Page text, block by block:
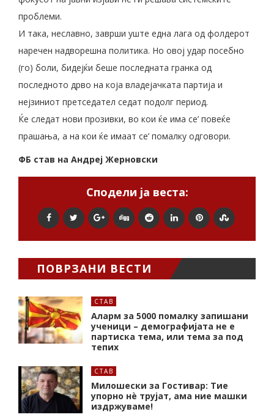
проблеми.
И така, неславно, заврши уште една лага од фолдерот
наречен надворешна политика. Но овој удар посебно
(го) боли, бидејќи беше последната гранка од
последното дрво на која владејачката партија и
нејзиниот претседател седат подолг период.
Ќе следат нови прозивки, во кои ќе има се’ повеќе
прашања, а на кои ќе имаат се’ помалку одговори.
ФБ став на Андреј Жерновски
Сподели ја веста:
ПОВРЗАНИ ВЕСТИ
СТАВ
Аларм за 5000 помалку запишани
ученици – демографијата не е
партиска тема, или тема за под
тепих
СТАВ
Милошески за Гостивар: Тие
упорно нѐ трујат, ама ние машки
издржуваме!